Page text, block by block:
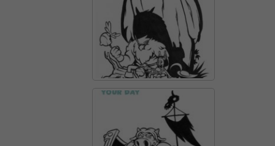
el millor
possible
durant la
vostra visita.
Si rebutges
aquestes
cookies,
funcionalitat
desapareixerà
del lloc web.